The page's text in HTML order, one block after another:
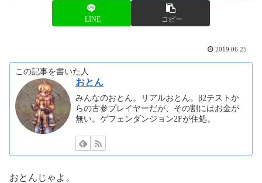
LINE コピー
2019.06.25
この記事を書いた人
おとん
みんなのおとん。リアルおとん。β2テストか
らの古参プレイヤーだが、その割にはお金が
無い。ゲフェンダンジョン2Fが住処。
おとんじゃよ。